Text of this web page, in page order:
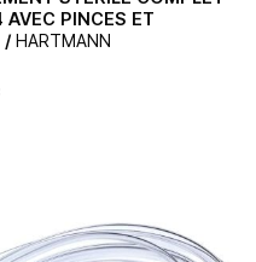
AVEC PINCES ET
/ HARTMANN